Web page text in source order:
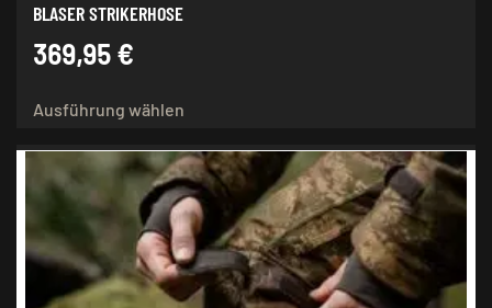
BLASER STRIKERHOSE
369,95 €
Ausführung wählen
mehrere
Varianten
auf.
Die
Optionen
können